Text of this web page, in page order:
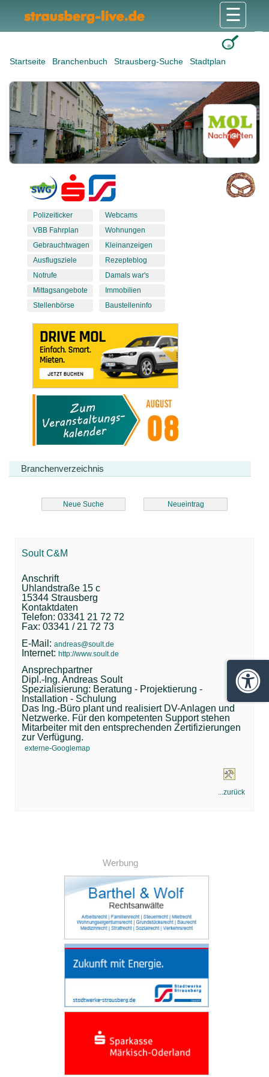
Startseite Branchenbuch Strausberg-Suche Stadtplan
☰
Polizeiticker
VBB Fahrplan
Gebrauchtwagen
Ausflugsziele
Notrufe
Mittagsangebote
Stellenbörse
Webcams
Wohnungen
Kleinanzeigen
Rezepteblog
Damals war's
Immobilien
Baustelleninfo
Branchenverzeichnis
Neue Suche Neueintrag
Soult C&M
Anschrift
Uhlandstraße 15 c
15344 Strausberg
Kontaktdaten
Telefon: 03341 21 72 72
Fax: 03341 / 21 72 73
E-Mail: andreas@soult.de
Internet: http://www.soult.de
Ansprechpartner
Dipl.-Ing. Andreas Soult
Spezialisierung: Beratung - Projektierung -
Installation - Schulung
Das Ing.-Büro plant und realisiert DV-Anlagen und
Netzwerke. Für den kompetenten Support stehen
Mitarbeiter mit den entsprechenden Zertifizierungen
zur Verfügung.
externe-Googlemap
...zurück
Werbung